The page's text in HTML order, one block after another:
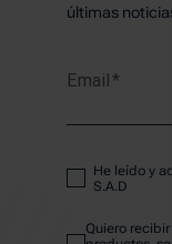
últimas
Email
He leído y
S.A.D
Quiero